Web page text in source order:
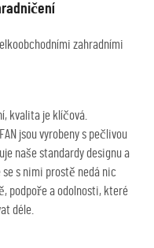
zahradními
kvalita je klíčová.
jsou vyrobeny s pečlivou
naše standardy designu a
s nimi prostě nedá nic
podpoře a odolnosti, které
déle.